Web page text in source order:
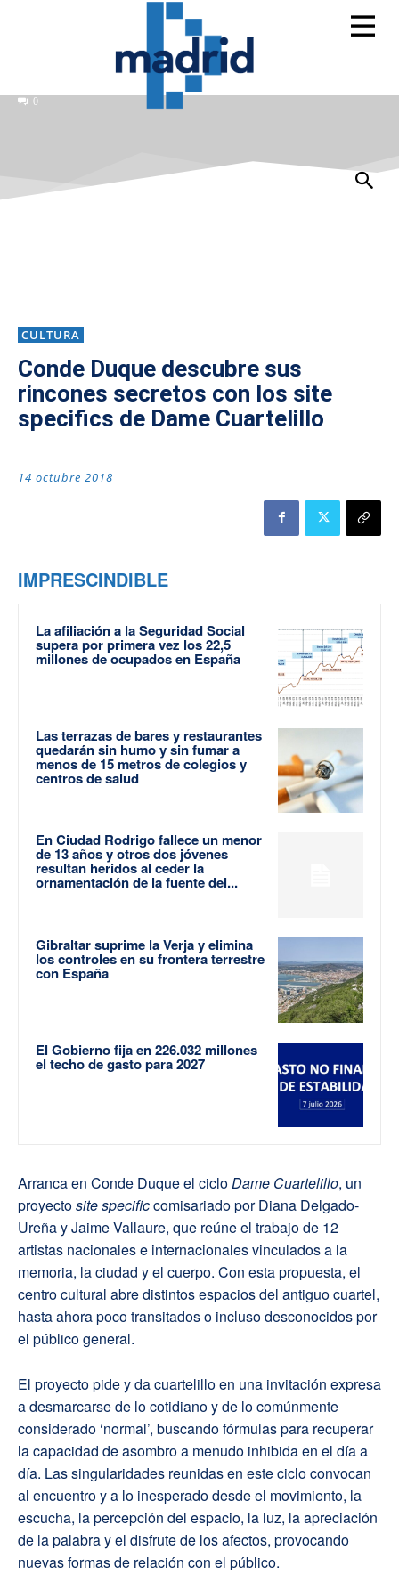
0
CULTURA
Conde Duque descubre sus
rincones secretos con los site
specifics de Dame Cuartelillo
14 octubre 2018
IMPRESCINDIBLE
La afiliación a la Seguridad Social
supera por primera vez los 22,5
millones de ocupados en España
Las terrazas de bares y restaurantes
quedarán sin humo y sin fumar a
menos de 15 metros de colegios y
centros de salud
En Ciudad Rodrigo fallece un menor
de 13 años y otros dos jóvenes
resultan heridos al ceder la
ornamentación de la fuente del...
Gibraltar suprime la Verja y elimina
los controles en su frontera terrestre
con España
El Gobierno fija en 226.032 millones
el techo de gasto para 2027
Arranca en Conde Duque el cicloDame Cuartelillo, un
proyectosite specificcomisariado por Diana Delgado-
Ureña y Jaime Vallaure, que reúne el trabajo de 12
artistas nacionales e internacionales vinculados a la
memoria, la ciudad y el cuerpo. Con esta propuesta, el
centro cultural abre distintos espacios del antiguo cuartel,
hasta ahora poco transitados o incluso desconocidos por
el público general.
El proyecto pide y da cuartelillo en una invitación expresa
a desmarcarse de lo cotidiano y de lo comúnmente
considerado ‘normal’, buscando fórmulas para recuperar
la capacidad de asombro a menudo inhibida en el día a
día. Las singularidades reunidas en este ciclo convocan
al encuentro y a lo inesperado desde el movimiento, la
escucha, la percepción del espacio, la luz, la apreciación
de la palabra y el disfrute de los afectos, provocando
nuevas formas de relación con el público.